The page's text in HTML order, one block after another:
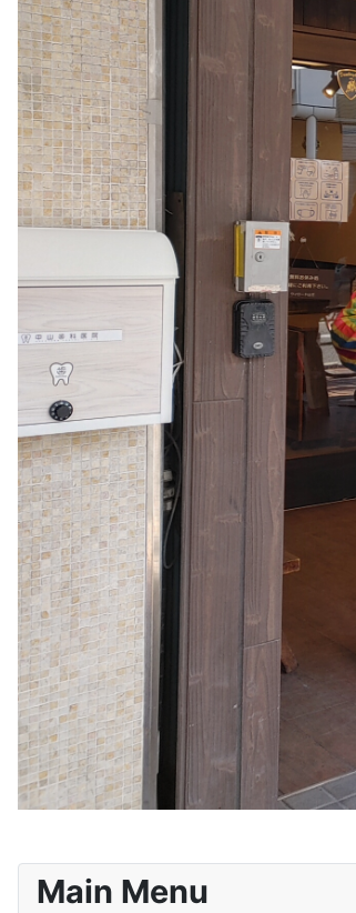
Main Menu